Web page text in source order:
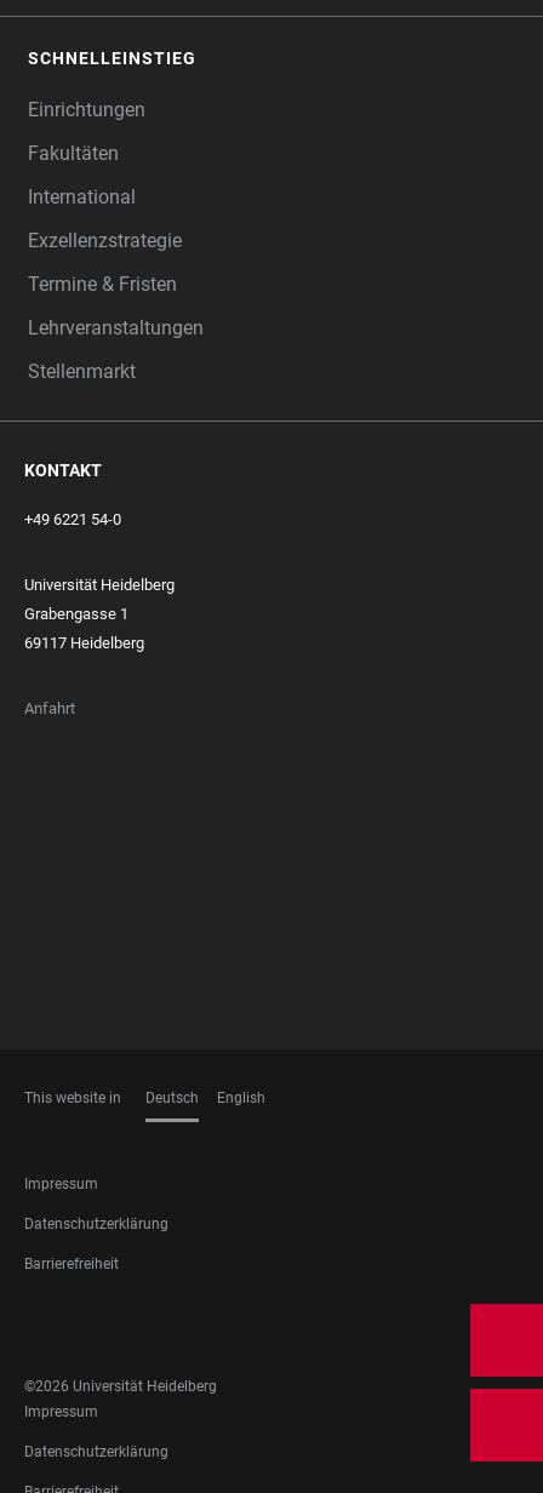
SCHNELLEINSTIEG
Einrichtungen
Fakultäten
International
Exzellenzstrategie
Termine & Fristen
Lehrveranstaltungen
Stellenmarkt
KONTAKT
+49 6221 54-0
Universität Heidelberg
Grabengasse 1
69117 Heidelberg
Anfahrt
This website in Deutsch English
FOOTER
LEGAL
Impressum
Datenschutzerklärung
Barrierefreiheit
MEDIA
©2026 Universität Heidelberg
FOOTER
LEGAL
Impressum
Datenschutzerklärung